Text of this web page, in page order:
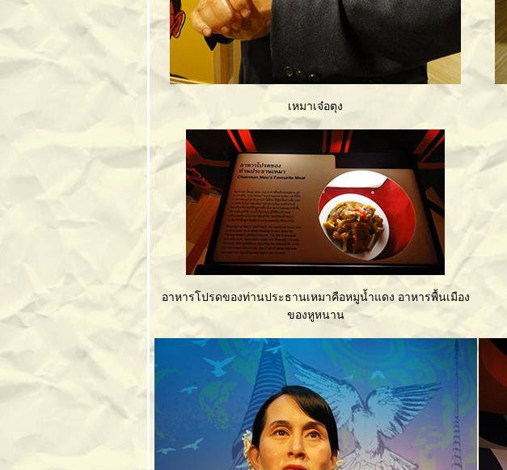
ตระเวนเมืองสาม
ประจวบคีรีขันธ์
วู้ดแลนด์เมืองไม้
เหมาเจ๋อตุง
อาหารโปรดของท่านประธานเหมาคือหมูน้ำแดง อาหารพื้นเมือง
ของหูหนาน